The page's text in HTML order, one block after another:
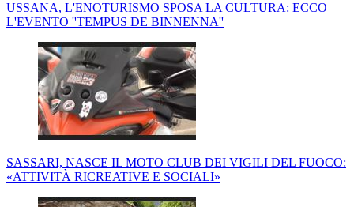
USSANA, L'ENOTURISMO SPOSA LA CULTURA: ECCO
L'EVENTO ''TEMPUS DE BINNENNA''
SASSARI, NASCE IL MOTO CLUB DEI VIGILI DEL FUOCO:
«ATTIVITÀ RICREATIVE E SOCIALI»